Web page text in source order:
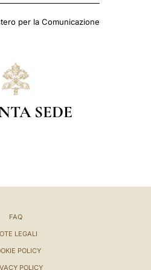
per la Comunicazione
SEDE
FAQ
LEGALI
POLICY
POLICY